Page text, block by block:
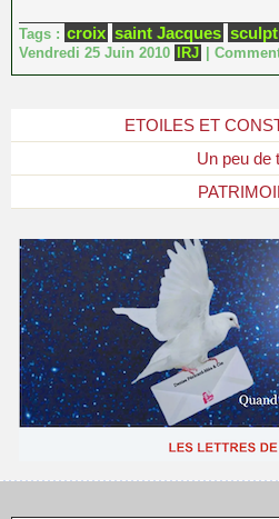
ETOILES ET
Un peu de
Tags : croix saint Jacques
Vendredi 25 Juin 2010 IRJ